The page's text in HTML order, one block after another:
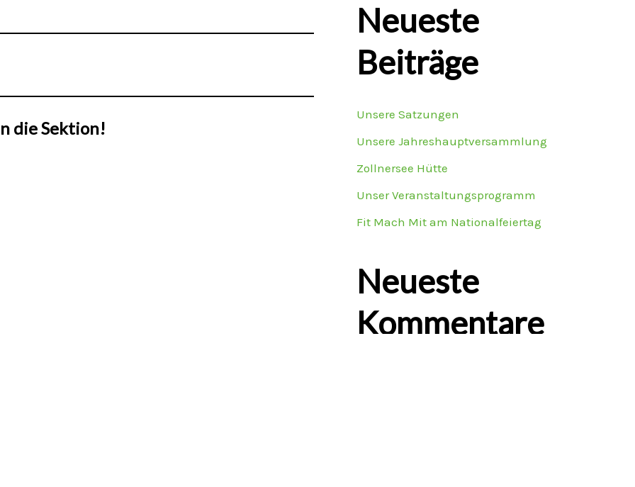
die Sektion!
Neueste
Beiträge
Unsere Satzungen
Unsere Jahreshauptversammlung
Zollnersee Hütte
Unser Veranstaltungsprogramm
Fit Mach Mit am Nationalfeiertag
Neueste
Kommentare